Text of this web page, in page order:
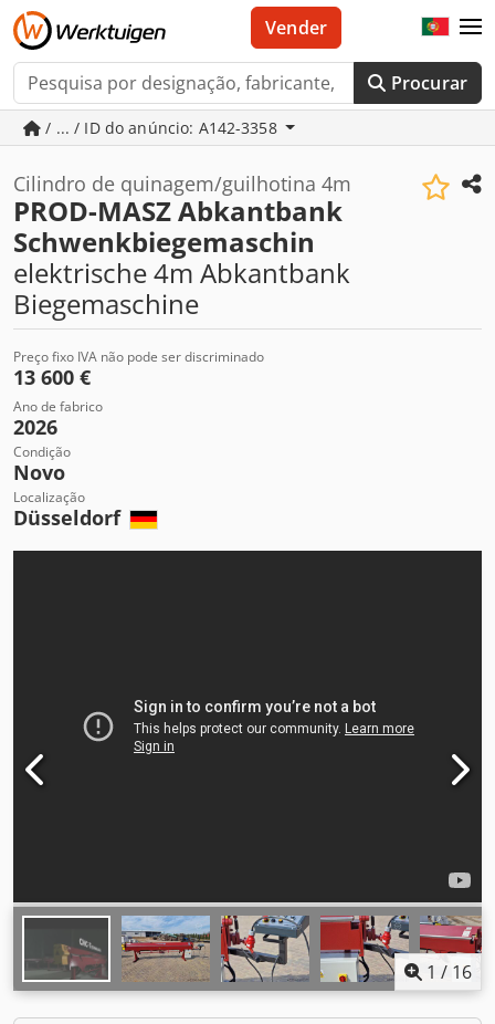
Procurar
Vender
/ ... / ID do anúncio: A142-3358
Cilindro de quinagem/guilhotina 4m
PROD-MASZ Abkantbank
Schwenkbiegemaschin
elektrische 4m Abkantbank
Biegemaschine
Preço fixo IVA não pode ser discriminado
13 600 €
Ano de fabrico
2026
Condição
Novo
Localização
Düsseldorf
1 / 16